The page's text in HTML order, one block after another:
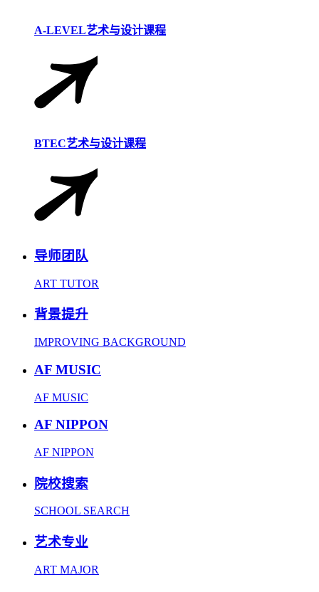
A-LEVEL艺术与设计课程
BTEC艺术与设计课程
导师团队
ART TUTOR
背景提升
IMPROVING BACKGROUND
AF MUSIC
AF MUSIC
AF NIPPON
AF NIPPON
院校搜索
SCHOOL SEARCH
艺术专业
ART MAJOR